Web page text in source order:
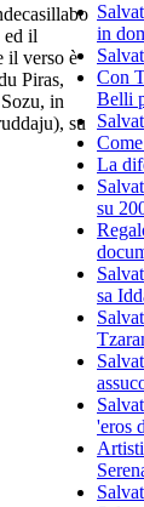
ed il
il verso è
Piras,
in
su
in
Con
Belli
La
su
sa
'eros